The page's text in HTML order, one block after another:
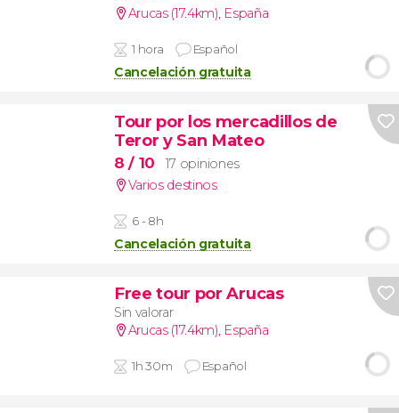
Arucas (17.4km), España
1 hora Español
Cancelación gratuita
Tour por los mercadillos de
Teror y San Mateo
8/ 10
17 opiniones
Varios destinos
6 - 8h
Cancelación gratuita
Free tour por Arucas
Sin valorar
Arucas (17.4km), España
1h 30m Español